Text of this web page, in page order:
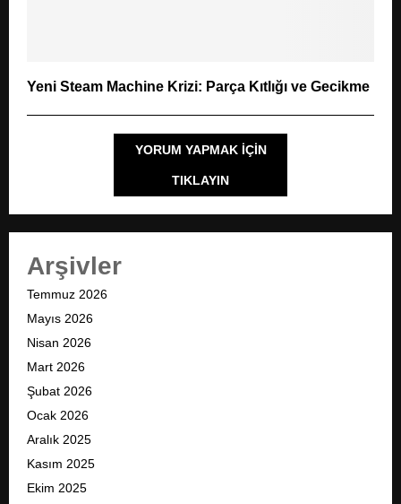
Yeni Steam Machine Krizi: Parça Kıtlığı ve Gecikme
YORUM YAPMAK IÇIN
TIKLAYIN
Arşivler
Temmuz 2026
Mayıs 2026
Nisan 2026
Mart 2026
Şubat 2026
Ocak 2026
Aralık 2025
Kasım 2025
Ekim 2025